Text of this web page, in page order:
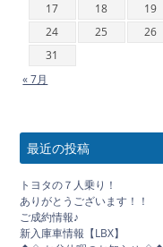
17
18 19
24
25 26
31
« 7月
最近の投稿
トヨタの７人乗り！
ありがとうございます！！
ご成約情報♪
新入庫車情報【LBX】